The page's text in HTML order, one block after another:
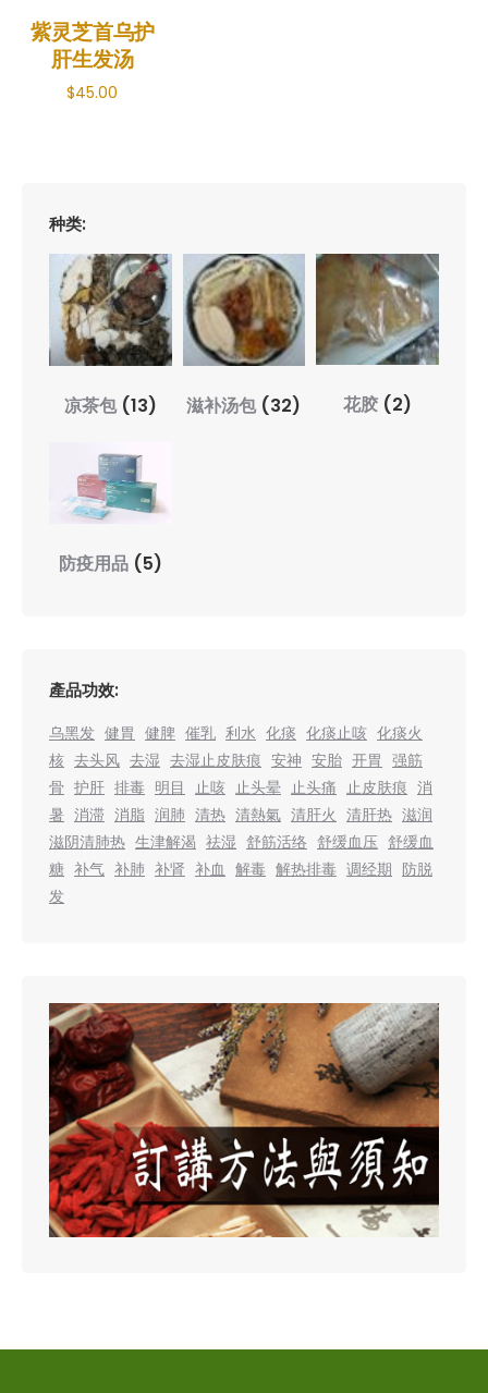
紫灵芝首乌护
肝生发汤
$45.00
种类:
凉茶包 (13) 滋补汤包 (32) 花胶 (2)
防疫用品 (5)
產品功效:
乌黑发 健胃 健脾 催乳 利水 化痰 化痰止咳 化痰火
核 去头风 去湿 去湿止皮肤痕 安神 安胎 开胃 强筋
骨 护肝 排毒 明目 止咳 止头晕 止头痛 止皮肤痕 消
暑 消滞 消脂 润肺 清热 清熱氣 清肝火 清肝热 滋润
滋阴清肺热 生津解渴 祛湿 舒筋活络 舒缓血压 舒缓血
糖 补气 补肺 补肾 补血 解毒 解热排毒 调经期 防脱
发